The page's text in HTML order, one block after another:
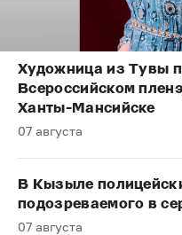
Художница из Тувы
Всероссийском
Ханты-Мансийске
07 августа
В Кызыле
подозреваемого в
07 августа